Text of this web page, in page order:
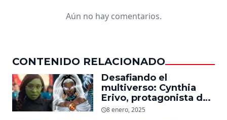
Aún no hay comentarios.
CONTENIDO RELACIONADO
Desafiando el
multiverso: Cynthia
Erivo, protagonista de
‘Wicked’, quiere ser
8 enero, 2025